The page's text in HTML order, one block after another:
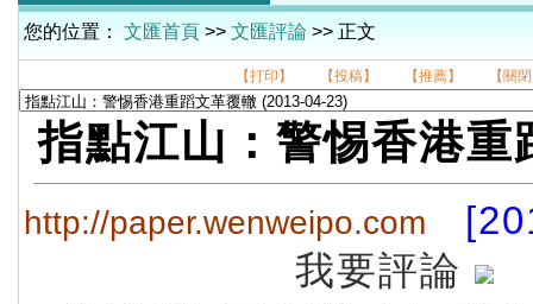
您的位置： 文匯首頁 >> 文匯評論 >> 正文
【打印】 【投稿】 【推薦】 【關
指點江山：警惕香港重
http://paper.wenweipo.com
我要評論